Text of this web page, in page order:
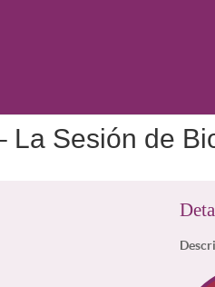
La Sesión de